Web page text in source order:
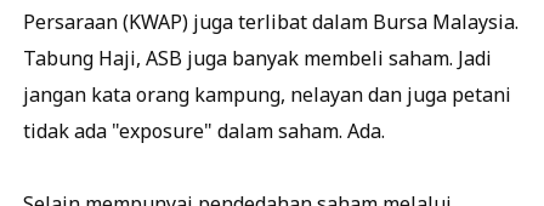
Persaraan (KWAP) juga terlibat dalam Bursa Malaysia.
Tabung Haji, ASB juga banyak membeli saham. Jadi
jangan kata orang kampung, nelayan dan juga petani
tidak ada "exposure" dalam saham. Ada.